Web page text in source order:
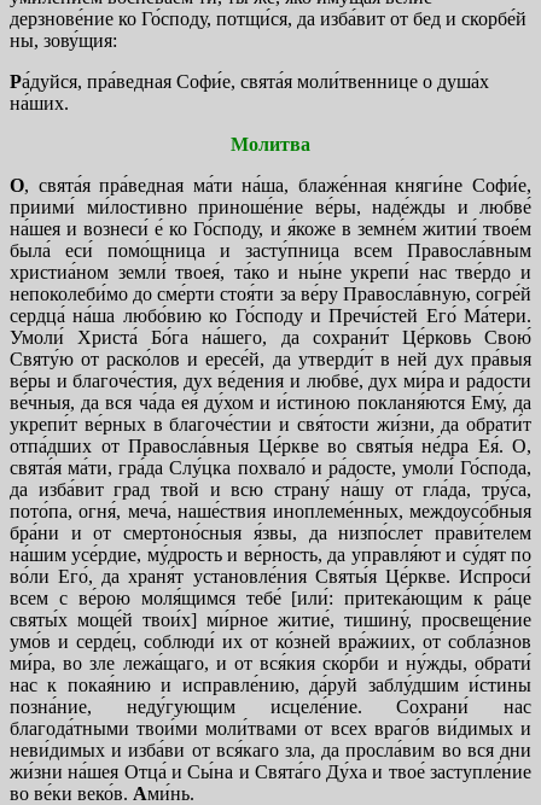
дерзнове́ние ко Го́споду, потщи́ся, да изба́вит от бед и скорбе́й
ны, зову́щия:
Ра́дуйся, пра́ведная Софи́е, свята́я моли́твеннице о душа́х
на́ших.
Молитва
О, свята́я пра́ведная ма́ти на́ша, блаже́нная княги́не Софи́е,
приими́ ми́лостивно приноше́ние ве́ры, наде́жды и любве́
на́шея и вознеси́ е́ ко Го́споду, и я́коже в земне́м житии́ твое́м
была́ еси́ помо́щница и засту́пница всем Правосла́вным
христиа́ном земли́ твоея́, та́ко и ны́не укрепи́ нас тве́рдо и
непоколеби́мо до сме́рти стоя́ти за ве́ру Правосла́вную, согре́й
сердца́ на́ша любо́вию ко Го́споду и Пречи́стей Его́ Ма́тери.
Умоли́ Христа́ Бо́га на́шего, да сохрани́т Це́рковь Свою́
Святу́ю от раско́лов и ересе́й, да утверди́т в ней дух пра́выя
ве́ры и благоче́стия, дух ве́дения и любве́, дух ми́ра и ра́дости
ве́чныя, да вся ча́да ея́ ду́хом и и́стиною покланя́ются Ему́, да
укрепи́т ве́рных в благоче́стии и свя́тости жи́зни, да обрати́т
отпа́дших от Правосла́вныя Це́ркве во святы́я не́дра Ея́. О,
свята́я ма́ти, гра́да Слу́цка похвало́ и ра́досте, умоли́ Го́спода,
да изба́вит град твой и всю страну́ на́шу от гла́да, тру́са,
пото́па, огня́, меча́, наше́ствия иноплеме́нных, междоусо́бныя
бра́ни и от смертоно́сныя я́звы, да низпо́слет прави́телем
на́шим усе́рдие, му́дрость и ве́рность, да управля́ют и су́дят по
во́ли Его́, да храня́т установле́ния Святы́я Це́ркве. Испроси́
всем с ве́рою моля́щимся тебе́ [или́: притека́ющим к ра́це
святы́х моще́й твои́х] ми́рное житие́, тишину́, просвеще́ние
умо́в и серде́ц, соблюди́ их от ко́зней вра́жиих, от собла́знов
ми́ра, во зле лежа́щаго, и от вся́кия ско́рби и ну́жды, обрати́
нас к покая́нию и исправле́нию, да́руй заблу́дшим и́стины
позна́ние, неду́гующим исцеле́ние. Сохрани́ нас
благода́тными твои́ми моли́твами от всех враго́в ви́димых и
неви́димых и изба́ви от вся́каго зла, да просла́вим во вся дни
жи́зни на́шея Отца́ и Сы́на и Свята́го Ду́ха и твое́ заступле́ние
во ве́ки веко́в. Ами́нь.